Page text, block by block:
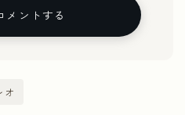
メントする
オ